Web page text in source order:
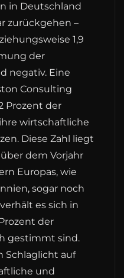
in Deutschland
zurückgehen –
1,9
der
negativ. Eine
Consulting
Prozent der
wirtschaftliche
Diese Zahl liegt
dem Vorjahr
Europas, wie
sogar noch
es sich in
der
gestimmt sind.
Schlaglicht auf
und